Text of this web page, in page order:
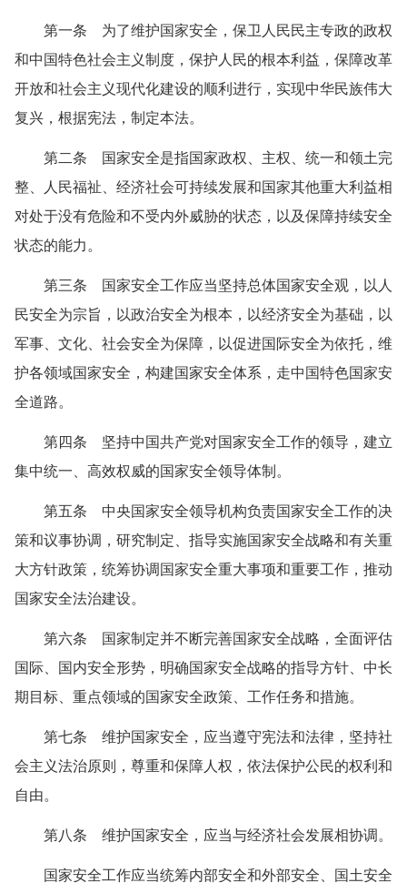
第一条 为了维护国家安全，保卫人民民主专政的政权
和中国特色社会主义制度，保护人民的根本利益，保障改革
开放和社会主义现代化建设的顺利进行，实现中华民族伟大
复兴，根据宪法，制定本法。
第二条 国家安全是指国家政权、主权、统一和领土完
整、人民福祉、经济社会可持续发展和国家其他重大利益相
对处于没有危险和不受内外威胁的状态，以及保障持续安全
状态的能力。
第三条 国家安全工作应当坚持总体国家安全观，以人
民安全为宗旨，以政治安全为根本，以经济安全为基础，以
军事、文化、社会安全为保障，以促进国际安全为依托，维
护各领域国家安全，构建国家安全体系，走中国特色国家安
全道路。
第四条 坚持中国共产党对国家安全工作的领导，建立
集中统一、高效权威的国家安全领导体制。
第五条 中央国家安全领导机构负责国家安全工作的决
策和议事协调，研究制定、指导实施国家安全战略和有关重
大方针政策，统筹协调国家安全重大事项和重要工作，推动
国家安全法治建设。
第六条 国家制定并不断完善国家安全战略，全面评估
国际、国内安全形势，明确国家安全战略的指导方针、中长
期目标、重点领域的国家安全政策、工作任务和措施。
第七条 维护国家安全，应当遵守宪法和法律，坚持社
会主义法治原则，尊重和保障人权，依法保护公民的权利和
自由。
第八条 维护国家安全，应当与经济社会发展相协调。
国家安全工作应当统筹内部安全和外部安全、国土安全